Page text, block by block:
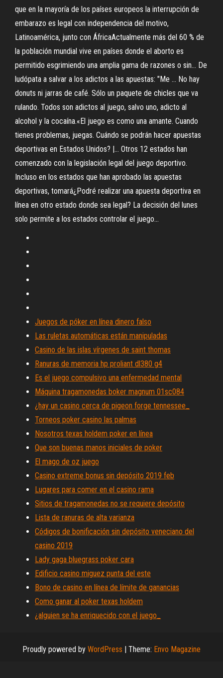
que en la mayoría de los países europeos la interrupción de
embarazo es legal con independencia del motivo,
Latinoamérica, junto con ÁfricaActualmente más del 60 % de
la población mundial vive en países donde el aborto es
permitido esgrimiendo una amplia gama de razones o sin... De
ludópata a salvar a los adictos a las apuestas: "Me … No hay
donuts ni jarras de café. Sólo un paquete de chicles que va
rulando. Todos son adictos al juego, salvo uno, adicto al
alcohol y la cocaína.«El juego es como una amante. Cuando
tienes problemas, juegas. Cuándo se podrán hacer apuestas
deportivas en Estados Unidos? |… Otros 12 estados han
comenzado con la legislación legal del juego deportivo.
Incluso en los estados que han aprobado las apuestas
deportivas, tomará¿Podré realizar una apuesta deportiva en
línea en otro estado donde sea legal? La decisión del lunes
solo permite a los estados controlar el juego...
Juegos de póker en línea dinero falso
Las ruletas automáticas están manipuladas
Casino de las islas vírgenes de saint thomas
Ranuras de memoria hp proliant dl380 g4
Es el juego compulsivo una enfermedad mental
Máquina tragamonedas boker magnum 01sc084
¿hay un casino cerca de pigeon forge tennessee_
Torneos poker casino las palmas
Nosotros texas holdem poker en línea
Que son buenas manos iniciales de poker
El mago de oz juego
Casino extreme bonus sin depósito 2019 feb
Lugares para comer en el casino rama
Sitios de tragamonedas no se requiere depósito
Lista de ranuras de alta varianza
Códigos de bonificación sin depósito veneciano del
casino 2019
Lady gaga bluegrass poker cara
Edificio casino miguez punta del este
Bono de casino en línea de límite de ganancias
Como ganar al poker texas holdem
¿alguien se ha enriquecido con el juego_
Proudly powered by WordPress | Theme: Envo Magazine